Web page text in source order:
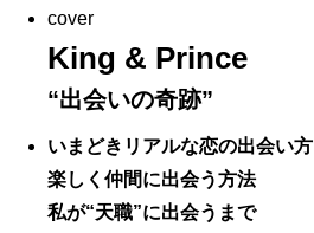
cover
King & Prince
“出会いの奇跡”
いまどきリアルな恋の出会い方
楽しく仲間に出会う方法
私が“天職”に出会うまで